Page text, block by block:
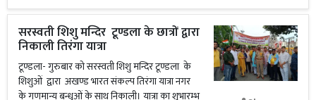
सरस्वती शिशु मन्दिर टूण्डला के छात्रों द्वारा
निकाली तिरंगा यात्रा
टूण्डला- गुरुबार को सरस्वती शिशु मन्दिर टूण्डला के
शिशुओं द्वारा अखण्ड भारत संकल्प तिरंगा यात्रा नगर
के गणमान्य बन्धुओं के साथ निकाली। यात्रा का शुभारम्भ